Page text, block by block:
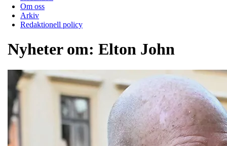
Om oss
Arkiv
Redaktionell policy
Nyheter om: Elton John